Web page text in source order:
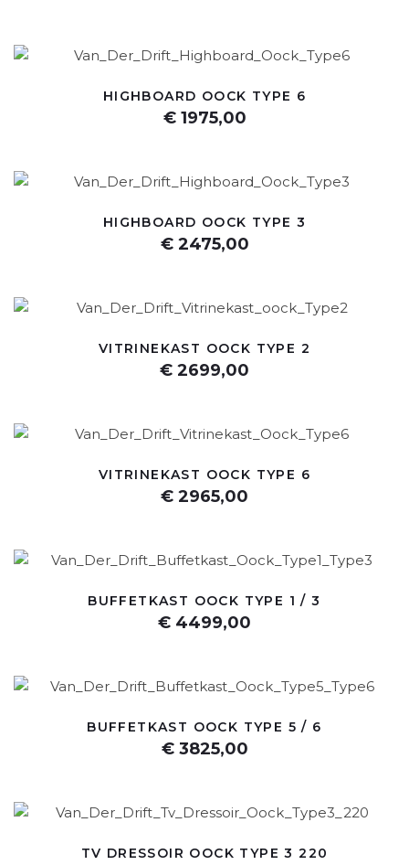
HIGHBOARD OOCK TYPE 6
€ 1975,00
HIGHBOARD OOCK TYPE 3
€ 2475,00
VITRINEKAST OOCK TYPE 2
€ 2699,00
VITRINEKAST OOCK TYPE 6
€ 2965,00
BUFFETKAST OOCK TYPE 1 / 3
€ 4499,00
BUFFETKAST OOCK TYPE 5 / 6
€ 3825,00
TV DRESSOIR OOCK TYPE 3 220